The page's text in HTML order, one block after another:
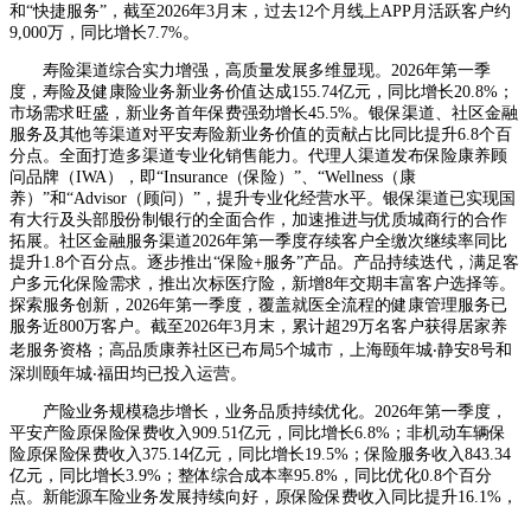
和“快捷服务”，截至2026年3月末，过去12个月线上APP月活跃客户约
9,000万，同比增长7.7%。
寿险渠道综合实力增强，高质量发展多维显现。2026年第一季
度，寿险及健康险业务新业务价值达成155.74亿元，同比增长20.8%；
市场需求旺盛，新业务首年保费强劲增长45.5%。银保渠道、社区金融
服务及其他等渠道对平安寿险新业务价值的贡献占比同比提升6.8个百
分点。全面打造多渠道专业化销售能力。代理人渠道发布保险康养顾
问品牌（IWA），即“Insurance（保险）”、“Wellness（康
养）”和“Advisor（顾问）”，提升专业化经营水平。银保渠道已实现国
有大行及头部股份制银行的全面合作，加速推进与优质城商行的合作
拓展。社区金融服务渠道2026年第一季度存续客户全缴次继续率同比
提升1.8个百分点。逐步推出“保险+服务”产品。产品持续迭代，满足客
户多元化保险需求，推出次标医疗险，新增8年交期丰富客户选择等。
探索服务创新，2026年第一季度，覆盖就医全流程的健康管理服务已
服务近800万客户。截至2026年3月末，累计超29万名客户获得居家养
老服务资格；高品质康养社区已布局5个城市，上海颐年城‧静安8号和
深圳颐年城‧福田均已投入运营。
产险业务规模稳步增长，业务品质持续优化。2026年第一季度，
平安产险原保险保费收入909.51亿元，同比增长6.8%；非机动车辆保
险原保险保费收入375.14亿元，同比增长19.5%；保险服务收入843.34
亿元，同比增长3.9%；整体综合成本率95.8%，同比优化0.8个百分
点。新能源车险业务发展持续向好，原保险保费收入同比提升16.1%，